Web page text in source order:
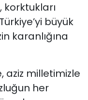
büyük
karanlığına
aziz milletimizle
her